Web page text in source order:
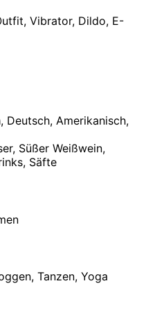
Vibrator, Dildo, E-
Deutsch, Amerikanisch,
Süßer Weißwein,
Säfte
Tanzen, Yoga